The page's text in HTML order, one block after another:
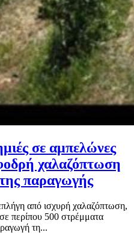
σε αμπελώνες
χαλαζόπτωση
παραγωγής
από ισχυρή χαλαζόπτωση,
περίπου 500 στρέμματα
τη...